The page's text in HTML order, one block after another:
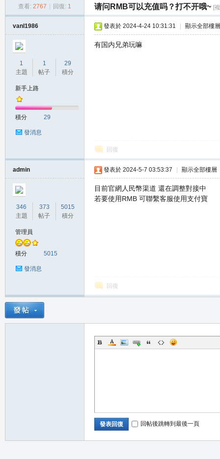
堂
› ›
查看: 2767 回復: 1 请问RMB可以充值吗？打不开哦~ [
vanl1986
1
主題
1
帖子
29
積分
新手上路
積分 29
發消息
發表於 2024-4-24 10:31:31 顯示全部樓層
有国内兄弟玩嘛
回復
admin
346
主題
373
帖子
5015
積分
管理員
積分 5015
發消息
發表於 2024-5-7 03:53:37 顯示全部樓層
目前官網人民幣渠道 還在調整對接中
若要使用RMB 可聯繫客服使用支付寶
回復
發表回復 回帖後跳轉到最後一頁